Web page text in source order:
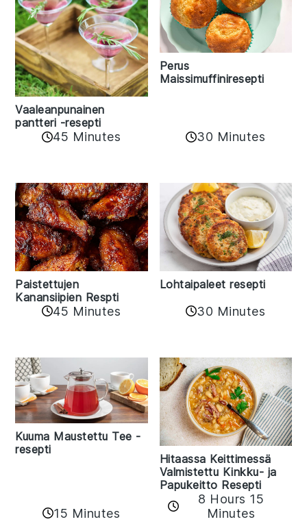
Vaaleanpunainen
pantteri -resepti
45 Minutes
Perus
Maissimuffiniresepti
30 Minutes
Paistettujen
Kanansiipien Respti
45 Minutes
Lohtaipaleet resepti
30 Minutes
Kuuma Maustettu Tee -
resepti
15 Minutes
Hitaassa Keittimessä
Valmistettu Kinkku- ja
Papukeitto Resepti
8 Hours 15
Minutes